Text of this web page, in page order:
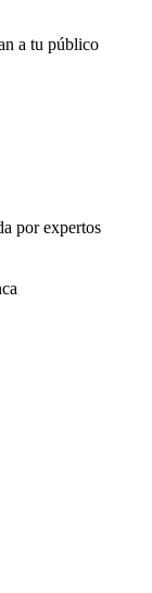
a tu público
por expertos